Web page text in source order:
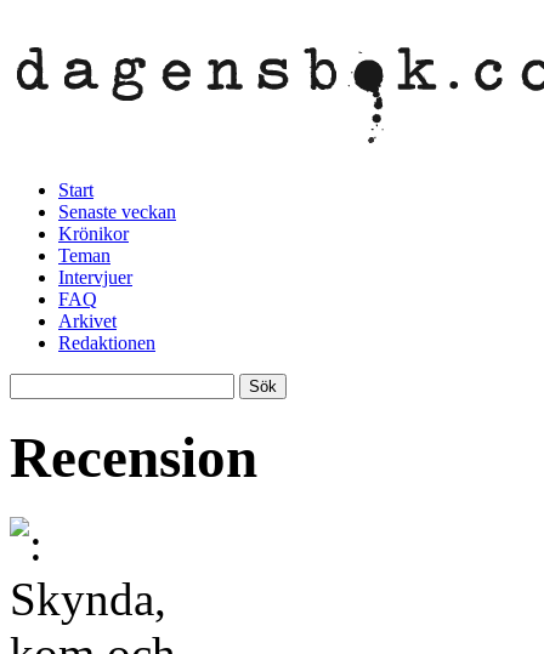
Start
Senaste veckan
Krönikor
Teman
Intervjuer
FAQ
Arkivet
Redaktionen
Recension